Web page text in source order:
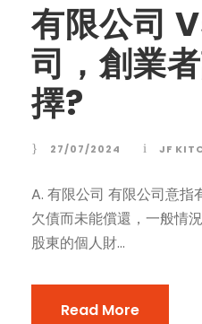
有限公司
司，創業
擇?
27/07/2024 JF
A. 有限公司 有限公司意指
欠債而未能償還，一般情
股東的個人財...
Read More